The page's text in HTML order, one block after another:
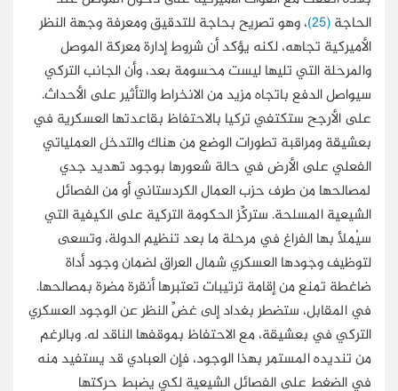
الحاجة(25)
، وهو تصريح بحاجة للتدقيق ومعرفة وجهة النظر
الأميركية تجاهه، لكنه يؤكد أن شروط إدارة معركة الموصل
والمرحلة التي تليها ليست محسومة بعد، وأن الجانب التركي
سيواصل الدفع باتجاه مزيد من الانخراط والتأثير على الأحداث.
على الأرجح ستكتفي تركيا بالاحتفاظ بقاعدتها العسكرية في
بعشيقة ومراقبة تطورات الوضع من هناك والتدخل العملياتي
الفعلي على الأرض في حالة شعورها بوجود تهديد جدي
لمصالحها من طرف حزب العمال الكردستاني أو من الفصائل
الشيعية المسلحة. ستركِّز الحكومة التركية على الكيفية التي
سيُملأ بها الفراغ في مرحلة ما بعد تنظيم الدولة، وتسعى
لتوظيف وجودها العسكري شمال العراق لضمان وجود أداة
ضاغطة تمنع من إقامة ترتيبات تعتبرها أنقرة مضرة بمصالحها.
في المقابل، ستضطر بغداد إلى غضِّ النظر عن الوجود العسكري
التركي في بعشيقة، مع الاحتفاظ بموقفها الناقد له. وبالرغم
من تنديده المستمر بهذا الوجود، فإن العبادي قد يستفيد منه
في الضغط على الفصائل الشيعية لكي يضبط حركتها